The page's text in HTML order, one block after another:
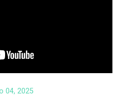
04, 2025